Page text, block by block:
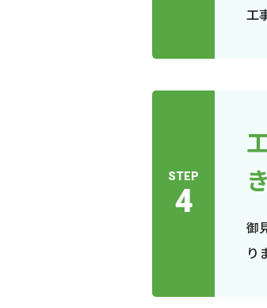
工
STEP
4
御
り